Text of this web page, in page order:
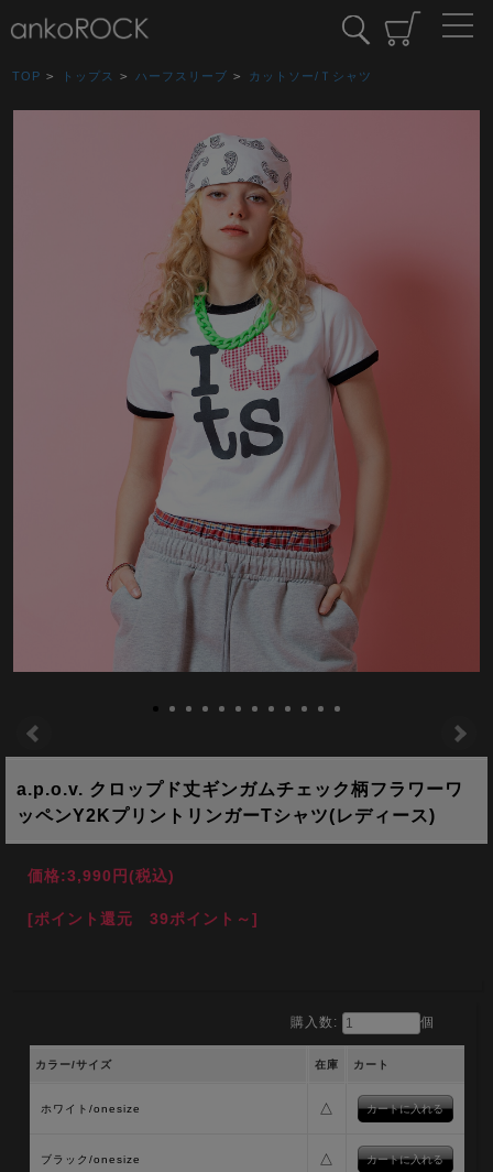
TOP > トップス > ハーフスリーブ > カットソー/Ｔシャツ
a.p.o.v. クロップド丈ギンガムチェック柄フラワーワ
ッペンY2KプリントリンガーTシャツ(レディース)
価格:3,990円(税込)
[ポイント還元 39ポイント～]
購入数: 個
カラー/サイズ 在庫 カート
ホワイト/onesize △
ブラック/onesize △